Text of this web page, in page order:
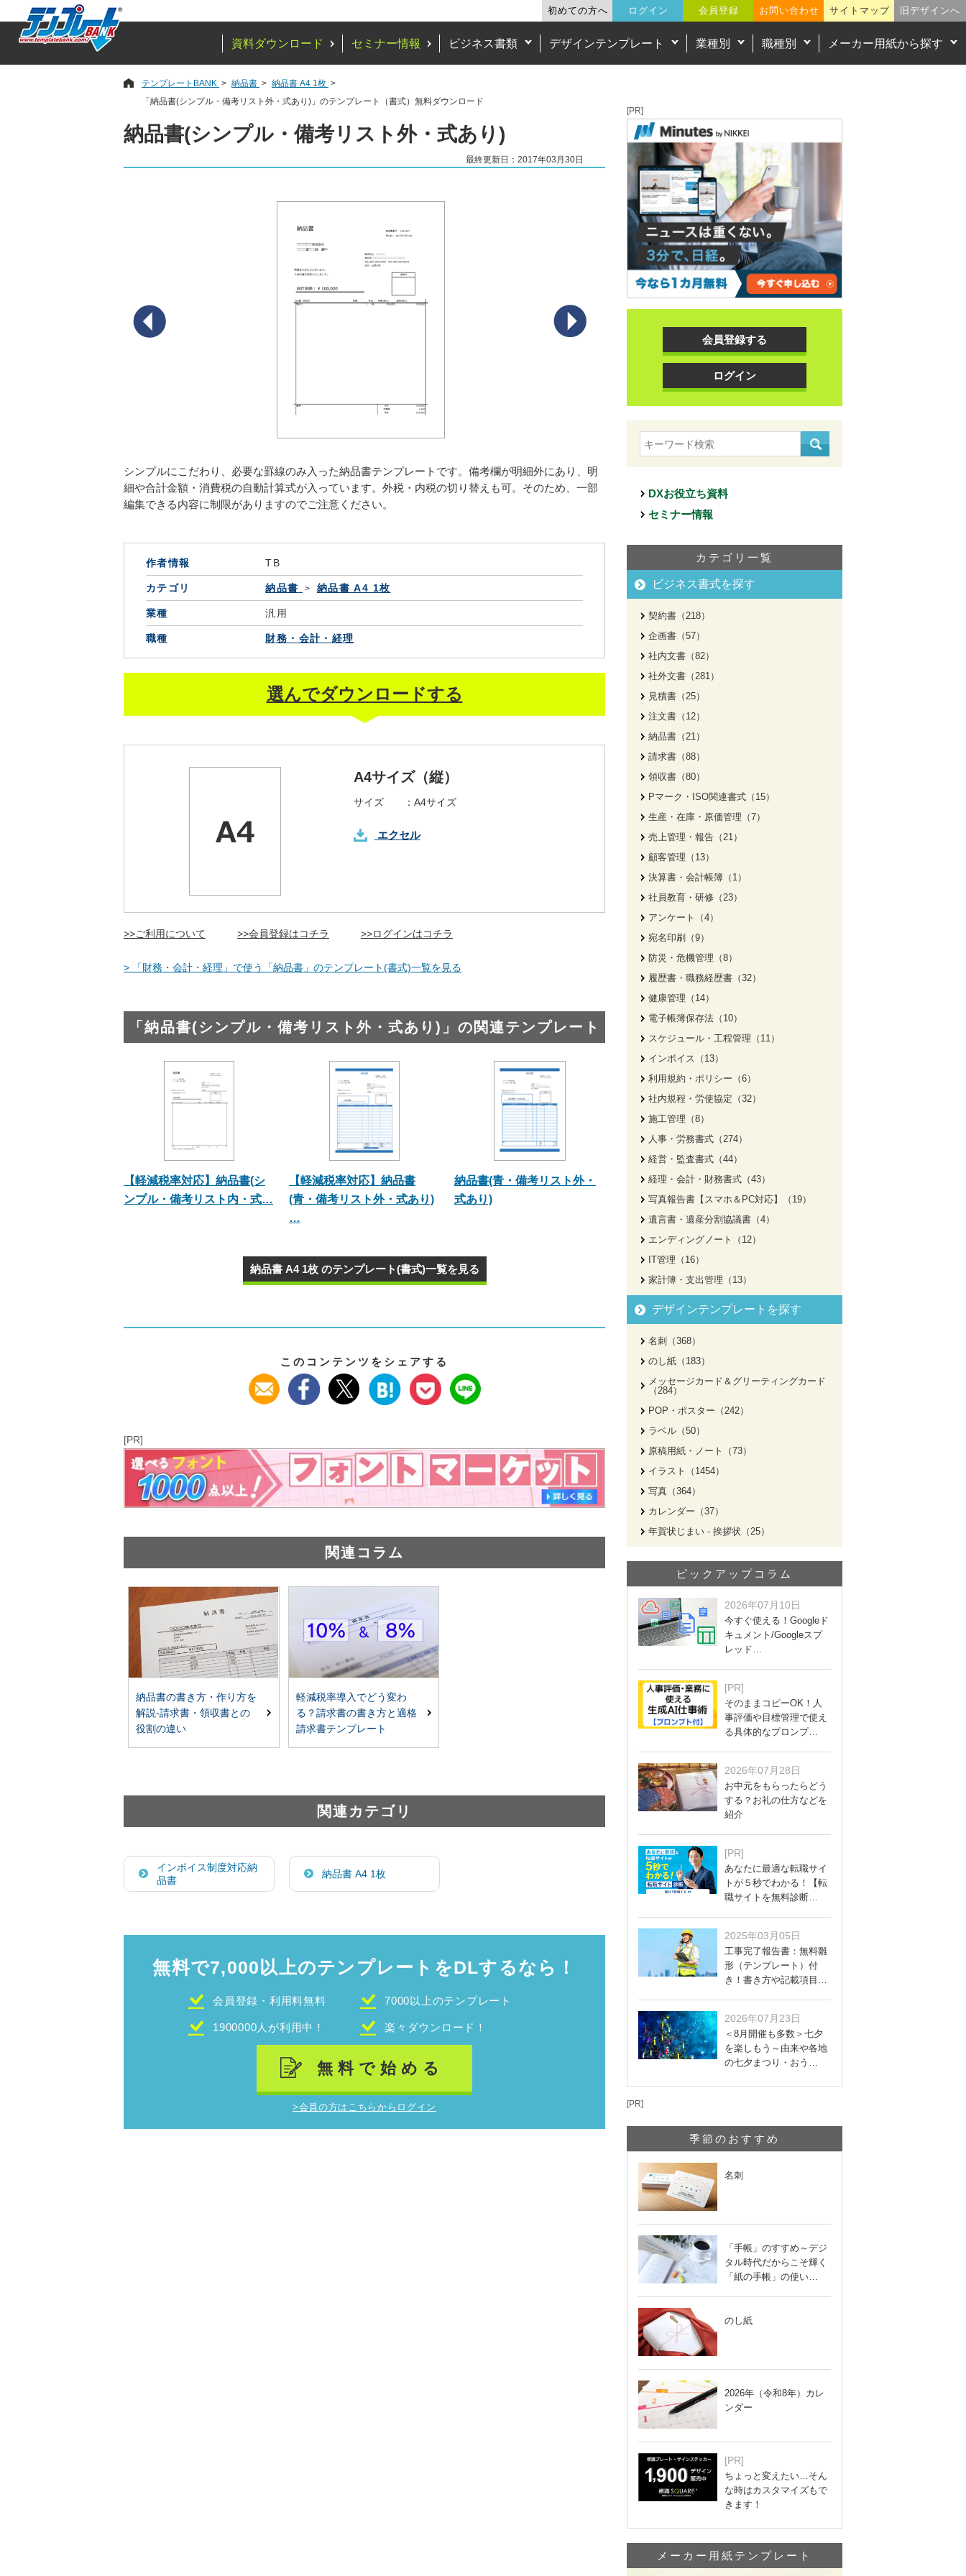
初めての方へ ログイン 会員登録 お問い合わせ サイトマップ 旧デザインへ
資料ダウンロード セミナー情報 ビジネス書類 デザインテンプレート 業種別 職種別 メーカー用紙から探す
テンプレートBANK 納品書
納品書 A4 1枚
「納品書(シンプル・備考リスト外・式あり)」のテンプレート（書式）無料ダウンロード
納品書(シンプル・備考リスト外・式あり)
最終更新日：2017年03月30日
シンプルにこだわり、必要な罫線のみ入った納品書テンプレートです。備考欄が明細外にあり、明
細や合計金額・消費税の自動計算式が入っています。外税・内税の切り替えも可。そのため、一部
編集できる内容に制限がありますのでご注意ください。
作者情報 TB
カテゴリ 納品書 納品書 A4 1枚
業種 汎用
職種 財務・会計・経理
選んでダウンロードする
A4サイズ（縦）
サイズ ： A4サイズ
エクセル
>>ご利用について >>会員登録はコチラ >>ログインはコチラ
> 「財務・会計・経理」で使う「納品書」のテンプレート(書式)一覧を見る
「納品書(シンプル・備考リスト外・式あり)」の関連テンプレート
【軽減税率対応】納品書(シ
ンプル・備考リスト内・式…
【軽減税率対応】納品書
(青・備考リスト外・式あり)
…
納品書(青・備考リスト外・
式あり)
納品書 A4 1枚 のテンプレート(書式)一覧を見る
このコンテンツをシェアする
[PR]
関連コラム
納品書の書き方・作り方を
解説-請求書・領収書との
役割の違い
軽減税率導入でどう変わ
る？請求書の書き方と適格
請求書テンプレート
関連カテゴリ
インボイス制度対応納
品書
納品書 A4 1枚
無料で7,000以上のテンプレートをDLするなら！
会員登録・利用料無料 7000以上のテンプレート
1900000人が利用中！ 楽々ダウンロード！
無料で始める
>会員の方はこちらからログイン
[PR]
会員登録する
ログイン
DXお役立ち資料
セミナー情報
カテゴリ一覧
ビジネス書式を探す
契約書（218）
企画書（57）
社内文書（82）
社外文書（281）
見積書（25）
注文書（12）
納品書（21）
請求書（88）
領収書（80）
Pマーク・ISO関連書式（15）
生産・在庫・原価管理（7）
売上管理・報告（21）
顧客管理（13）
決算書・会計帳簿（1）
社員教育・研修（23）
アンケート（4）
宛名印刷（9）
防災・危機管理（8）
履歴書・職務経歴書（32）
健康管理（14）
電子帳簿保存法（10）
スケジュール・工程管理（11）
インボイス（13）
利用規約・ポリシー（6）
社内規程・労使協定（32）
施工管理（8）
人事・労務書式（274）
経営・監査書式（44）
経理・会計・財務書式（43）
写真報告書【スマホ＆PC対応】（19）
遺言書・遺産分割協議書（4）
エンディングノート（12）
IT管理（16）
家計簿・支出管理（13）
デザインテンプレートを探す
名刺（368）
のし紙（183）
メッセージカード＆グリーティングカード
（284）
POP・ポスター（242）
ラベル（50）
原稿用紙・ノート（73）
イラスト（1454）
写真（364）
カレンダー（37）
年賀状じまい - 挨拶状（25）
ピックアップコラム
2026年07月10日
今すぐ使える！Googleド
キュメント/Googleスプ
レッド…
[PR]
そのままコピーOK！人
事評価や目標管理で使え
る具体的なプロンプ…
2026年07月28日
お中元をもらったらどう
する？お礼の仕方などを
紹介
[PR]
あなたに最適な転職サイ
トが５秒でわかる！【転
職サイトを無料診断…
2025年03月05日
工事完了報告書：無料雛
形（テンプレート）付
き！書き方や記載項目…
2026年07月23日
＜8月開催も多数＞七夕
を楽しもう～由来や各地
の七夕まつり・おう…
[PR]
季節のおすすめ
名刺
「手帳」のすすめ～デジ
タル時代だからこそ輝く
「紙の手帳」の使い…
のし紙
2026年（令和8年）カレ
ンダー
[PR]
ちょっと変えたい…そん
な時はカスタマイズもで
きます！
メーカー用紙テンプレート